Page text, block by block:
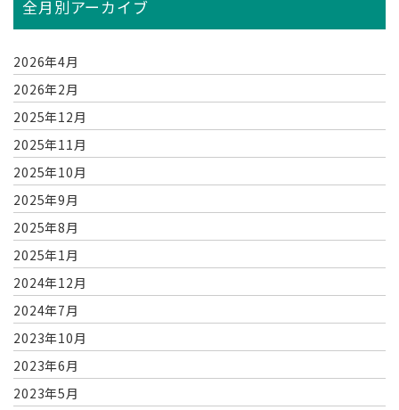
全月別アーカイブ
2026年4月
2026年2月
2025年12月
2025年11月
2025年10月
2025年9月
2025年8月
2025年1月
2024年12月
2024年7月
2023年10月
2023年6月
2023年5月